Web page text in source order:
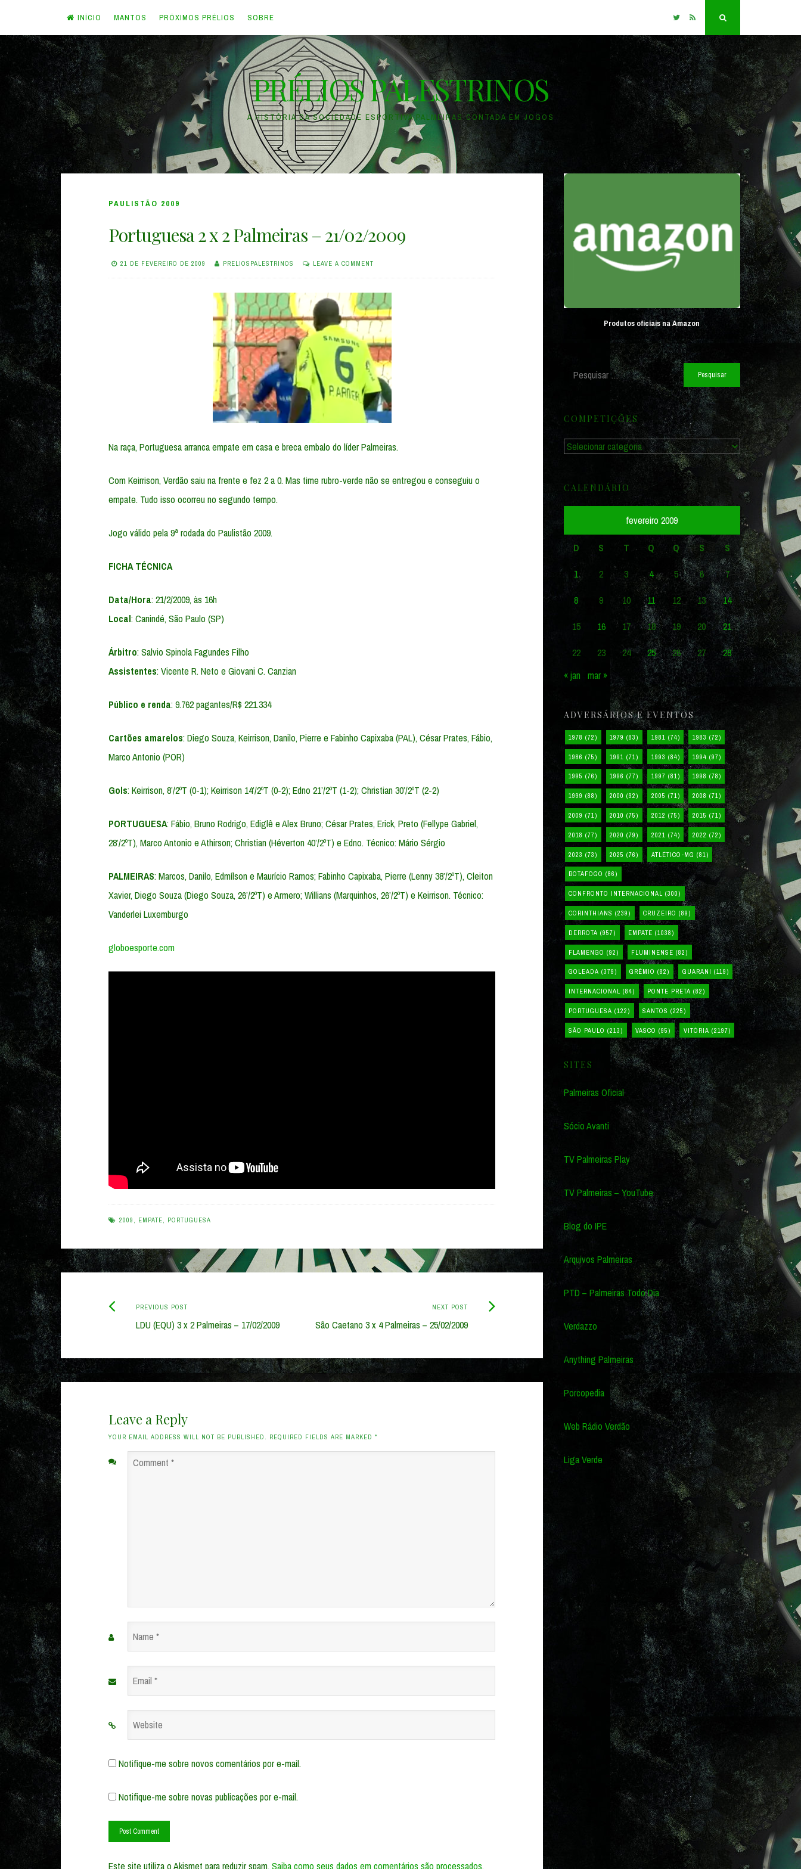
Skip
to
content
INÍCIO MANTOS PRÓXIMOS PRÉLIOS SOBRE TwitterRSS
PRÉLIOS PALESTRINOS
A HISTÓRIA DA SOCIEDADE ESPORTIVA PALMEIRAS CONTADA EM JOGOS
PAULISTÃO 2009
Portuguesa 2 x 2 Palmeiras – 21/02/2009
21 DE FEVEREIRO DE 2009 PRELIOSPALESTRINOS LEAVE A COMMENT
Na raça, Portuguesa arranca empate em casa e breca embalo do líder Palmeiras.
Com Keirrison, Verdão saiu na frente e fez 2 a 0. Mas time rubro-verde não se entregou e conseguiu o
empate. Tudo isso ocorreu no segundo tempo.
Jogo válido pela 9ª rodada do Paulistão 2009.
FICHA TÉCNICA
Data/Hora: 21/2/2009, às 16h
Local: Canindé, São Paulo (SP)
Árbitro: Salvio Spinola Fagundes Filho
Assistentes: Vicente R. Neto e Giovani C. Canzian
Público e renda: 9.762 pagantes/R$ 221.334
Cartões amarelos: Diego Souza, Keirrison, Danilo, Pierre e Fabinho Capixaba (PAL), César Prates, Fábio,
Marco Antonio (POR)
Gols: Keirrison, 8’/2ºT (0-1); Keirrison 14’/2ºT (0-2); Edno 21’/2ºT (1-2); Christian 30’/2ºT (2-2)
PORTUGUESA: Fábio, Bruno Rodrigo, Ediglê e Alex Bruno; César Prates, Erick, Preto (Fellype Gabriel,
28’/2ºT), Marco Antonio e Athirson; Christian (Héverton 40’/2ºT) e Edno. Técnico: Mário Sérgio
PALMEIRAS: Marcos, Danilo, Edmílson e Maurício Ramos; Fabinho Capixaba, Pierre (Lenny 38’/2ºT), Cleiton
Xavier, Diego Souza (Diego Souza, 26’/2ºT) e Armero; Willians (Marquinhos, 26’/2ºT) e Keirrison. Técnico:
Vanderlei Luxemburgo
globoesporte.com
2009 EMPATE PORTUGUESA
PostPREVIOUS POSTPrevious
post:
LDU (EQU) 3 x 2 Palmeiras – 17/02/2009
NEXT POST
São Caetano 3 x 4 Palmeiras – 25/02/2009
Next
Leave a Reply
YOUR EMAIL ADDRESS WILL NOT BE PUBLISHED. REQUIRED FIELDS ARE MARKED *
Comment
Name
Email
Website
Notifique-me sobre novos comentários por e-mail.
Notifique-me sobre novas publicações por e-mail.
Este site utiliza o Akismet para reduzir spam. Saiba como seus dados em comentários são processados.
Produtos oficiais na Amazon
Pesquisar
por:
COMPETIÇÕES
Competições
CALENDÁRIO
fevereiro 2009
D S T Q Q S
S
1
2 3 4 5 6
7
8
9 10 11 12 13
14
15
16 17 18 19 20
21
22
23 24 25 26 27
28
« jan mar »
ADVERSÁRIOS E EVENTOS
1978 (72) 1979 (83) 1981 (74) 1983 (72)
1986 (75) 1991 (71) 1993 (84) 1994 (97)
1995 (76) 1996 (77) 1997 (81) 1998 (78)
1999 (88) 2000 (92) 2005 (71) 2008 (71)
2009 (71) 2010 (75) 2012 (75) 2015 (71)
2018 (77) 2020 (79) 2021 (74) 2022 (72)
2023 (73) 2025 (76) ATLÉTICO-MG (81)
BOTAFOGO (86)
CONFRONTO INTERNACIONAL (300)
CORINTHIANS (239) CRUZEIRO (89)
DERROTA (957) EMPATE (1038)
FLAMENGO (92) FLUMINENSE (82)
GOLEADA (379) GRÊMIO (82) GUARANI (119)
INTERNACIONAL (84) PONTE PRETA (82)
PORTUGUESA (122) SANTOS (225)
SÃO PAULO (213) VASCO (95) VITÓRIA (2197)
SITES
Palmeiras Oficial
Sócio Avanti
TV Palmeiras Play
TV Palmeiras – YouTube
Blog do IPE
Arquivos Palmeiras
PTD – Palmeiras Todo Dia
Verdazzo
Anything Palmeiras
Porcopedia
Web Rádio Verdão
Liga Verde